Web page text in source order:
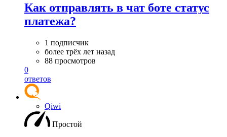
Как отправлять в чат боте статус
платежа?
1 подписчик
более трёх лет назад
88 просмотров
0
ответов
Qiwi
Простой